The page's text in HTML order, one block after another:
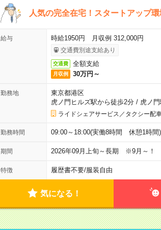
人気の完全在宅！スタートアップ
給与 時給1950円 月収例 312,000円
交通費別途支給あり
交通費 全額支給
月収例 30万円～
勤務地
東京都港区
虎ノ門ヒルズ駅から徒歩2分/ 虎ノ
ライドシェアサービス／タクシー配
勤務時間 09:00～18:00(実働8時間 休憩1時間)
期間 2026年09月上旬～長期 ※9月～！
特徴 履歴書不要/服装自由
気になる！